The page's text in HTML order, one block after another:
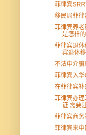
菲律宾
移民局菲律
菲律宾养
是怎样的
菲律宾退
宾退休
不法中介
菲律宾入
在菲律宾
菲律宾办
证 需要
菲律宾商务
菲律宾来